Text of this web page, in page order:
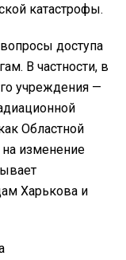
катастрофы.
доступа
В частности, в
учреждения —
Областной
на изменение
Харькова и